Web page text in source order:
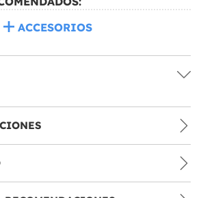
ACCESORIOS